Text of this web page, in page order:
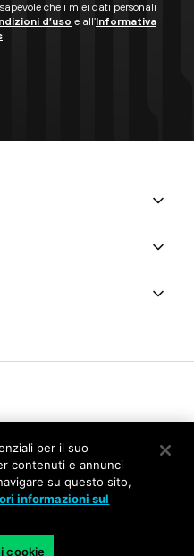
che i miei dati personali
d’uso e all’Informativa
.
per il suo
contenuti e annunci
su questo sito,
informazioni sul
cookie